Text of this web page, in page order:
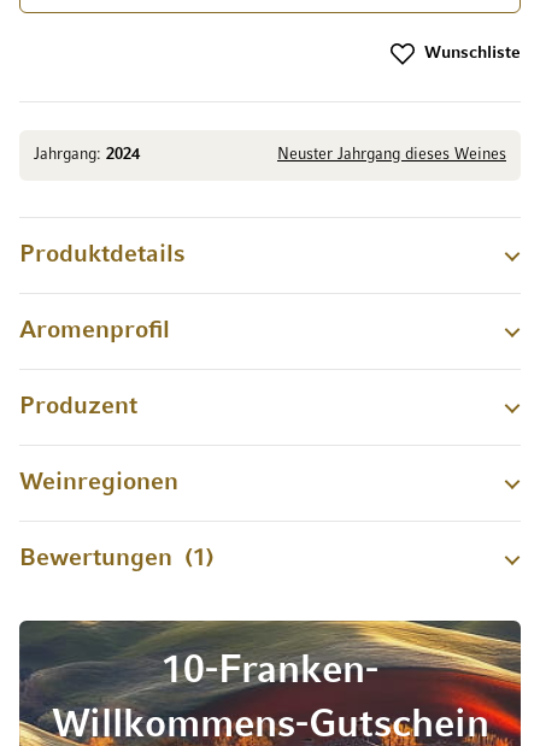
Jahrgang: 2024 Neuster Jahrgang dieses Weines
Wunschliste
Produktdetails
Aromenprofil
Produzent
Weinregionen
Bewertungen 1
10-Franken-
Willkommens-Gutschein